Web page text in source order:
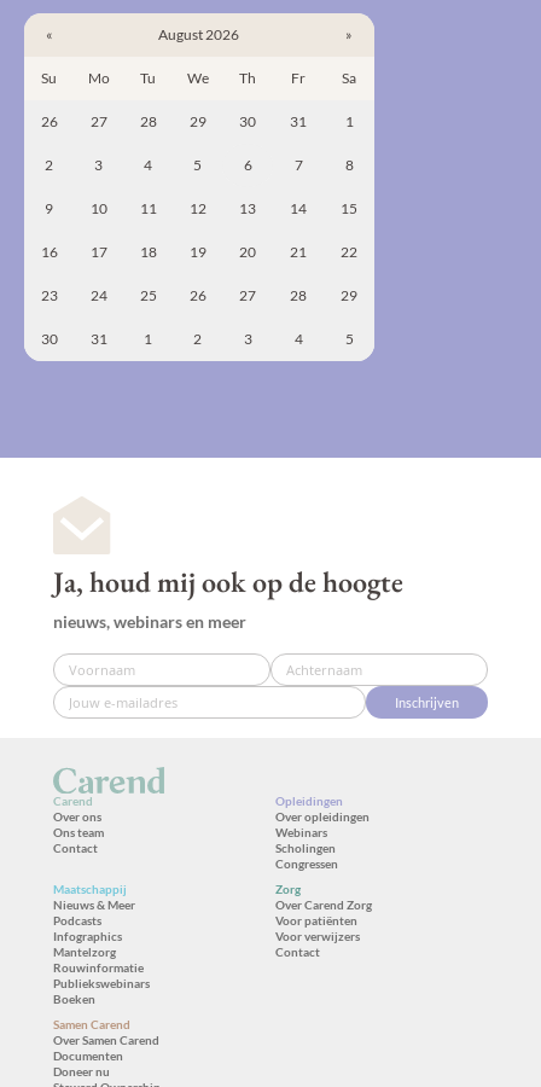
« August 2026 »
Su Mo Tu We Th Fr Sa
26 27 28 29 30 31 1
2 3 4 5 6 7 8
9 10 11 12 13 14 15
16 17 18 19 20 21 22
23 24 25 26 27 28 29
30 31 1 2 3 4 5
Ja, houd mij ook op de hoogte
nieuws, webinars en meer
Inschrijven
Carend
Over ons
Ons team
Contact
Opleidingen
Over opleidingen
Webinars
Scholingen
Congressen
Maatschappij
Nieuws & Meer
Podcasts
Infographics
Mantelzorg
Rouwinformatie
Publiekswebinars
Boeken
Zorg
Over Carend Zorg
Voor patiënten
Voor verwijzers
Contact
Samen Carend
Over Samen Carend
Documenten
Doneer nu